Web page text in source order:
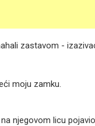
zastavom -
moju zamku.
njegovom licu